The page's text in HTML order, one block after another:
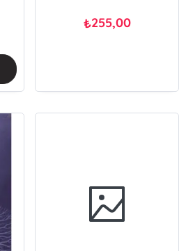
₺255,00